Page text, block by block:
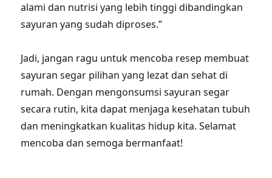
alami dan nutrisi yang lebih tinggi dibandingkan
sayuran yang sudah diproses.”
Jadi, jangan ragu untuk mencoba resep membuat
sayuran segar pilihan yang lezat dan sehat di
rumah. Dengan mengonsumsi sayuran segar
secara rutin, kita dapat menjaga kesehatan tubuh
dan meningkatkan kualitas hidup kita. Selamat
mencoba dan semoga bermanfaat!